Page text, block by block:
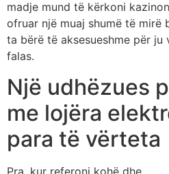
madje mund të kërkoni
ofruar një muaj shumë të mirë
ta bërë të aksesueshme për
falas.
Një udhëzues
me lojëra
para të vërteta
Pra, kur referoni kohë dhe